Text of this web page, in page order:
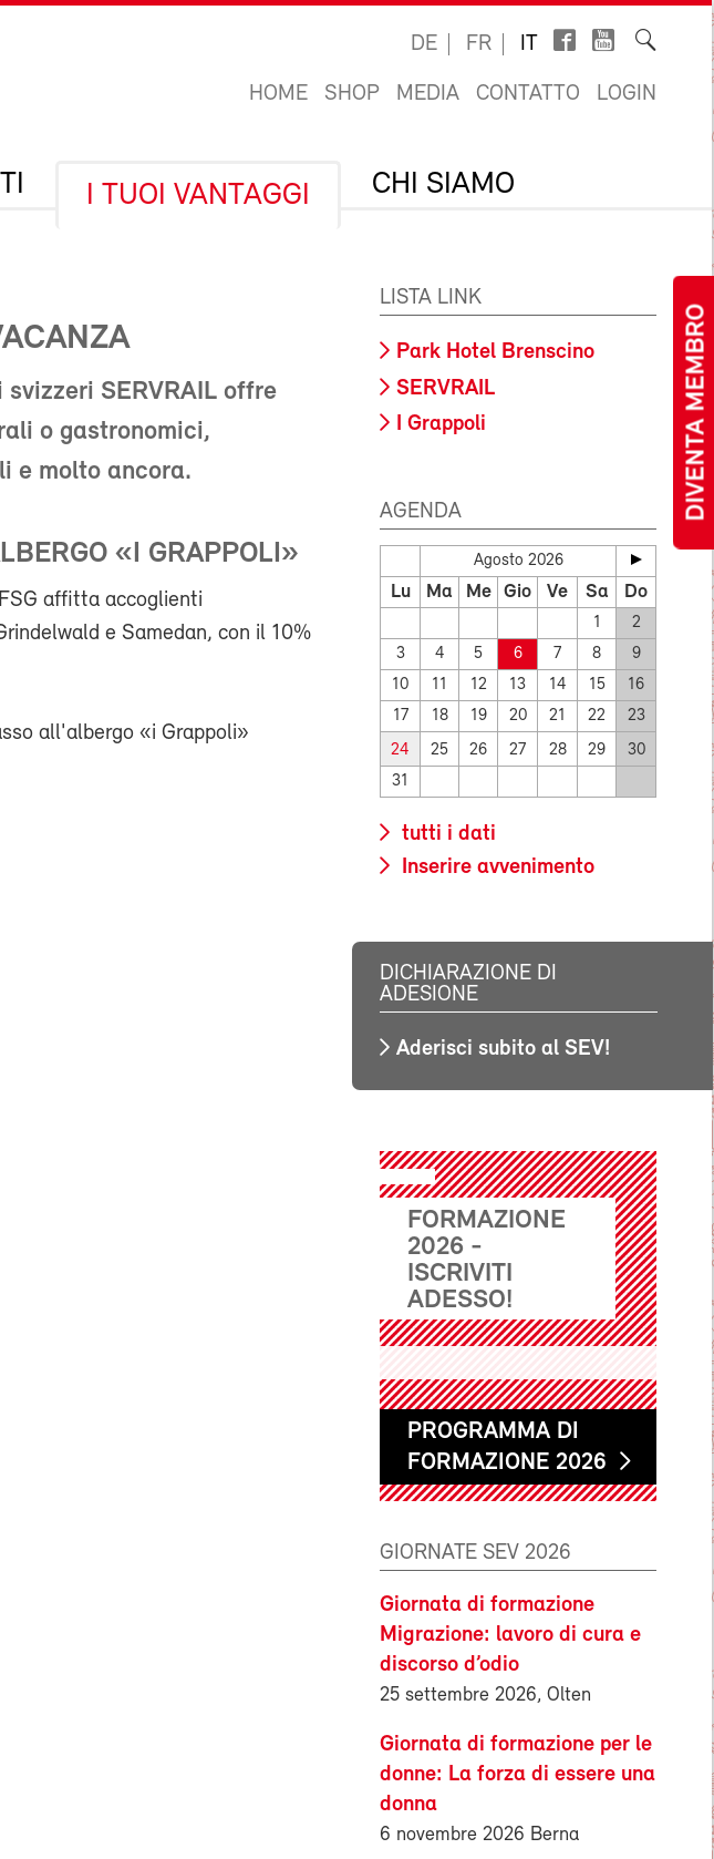
DIVENTA MEMBRO
DE FR IT
HOME SHOP MEDIA CONTATTO LOGIN
I TUOI VANTAGGI CHI SIAMO
SERVRAIL offre
o gastronomici,
e molto ancora.
«I GRAPPOLI»
affitta accoglienti
e Samedan, con il 10%
all'albergo «i Grappoli»
LISTA LINK
Park Hotel Brenscino
SERVRAIL
I Grappoli
AGENDA
Agosto 2026
Lu Ma Me Gio Ve Sa Do
1
2
3
4 5 6 7 8
9
10
11 12 13 14 15
16
17
18 19 20 21 22 23
24 25 26 27 28 29
30
31
tutti i dati
Inserire avvenimento
DICHIARAZIONE DI
ADESIONE
Aderisci subito al SEV!
FORMAZIONE
2026 -
ISCRIVITI
ADESSO!
PROGRAMMA DI
FORMAZIONE 2026
GIORNATE SEV 2026
Giornata di formazione
Migrazione: lavoro di cura e
discorso d’odio
25 settembre 2026, Olten
Giornata di formazione per le
donne: La forza di essere una
donna
6 novembre 2026 Berna